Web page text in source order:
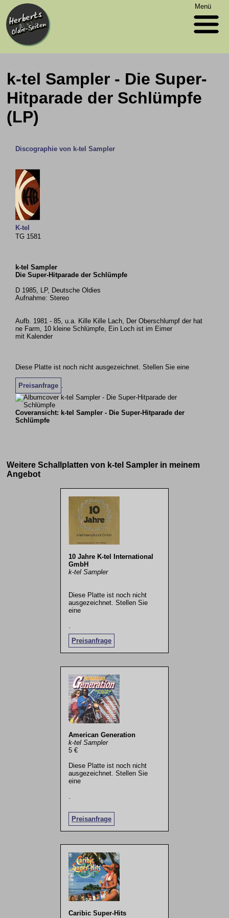
Menü
k-tel Sampler - Die Super-
Hitparade der Schlümpfe
(LP)
Discographie von k-tel Sampler
K-tel
TG 1581
k-tel Sampler
Die Super-Hitparade der Schlümpfe
D 1985, LP, Deutsche Oldies
Aufnahme: Stereo
Aufb. 1981 - 85, u.a. Kille Kille Lach, Der Oberschlumpf der hat
ne Farm, 10 kleine Schlümpfe, Ein Loch ist im Eimer
mit Kalender
Diese Platte ist noch nicht ausgezeichnet. Stellen Sie eine
Preisanfrage
Coveransicht: k-tel Sampler - Die Super-Hitparade der
Schlümpfe
Weitere Schallplatten von k-tel Sampler in meinem
Angebot
10 Jahre K-tel International
GmbH
k-tel Sampler
Diese Platte ist noch nicht
ausgezeichnet. Stellen Sie
eine
Preisanfrage
American Generation
k-tel Sampler
5 €
Diese Platte ist noch nicht
ausgezeichnet. Stellen Sie
eine
Preisanfrage
.
Caribic Super-Hits